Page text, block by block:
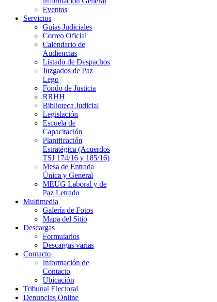
Eventos
Servicios
Guías Judiciales
Correo Oficial
Calendario de
Audiencias
Listado de Despachos
Juzgados de Paz
Lego
Fondo de Justicia
RRHH
Biblioteca Judicial
Legislación
Escuela de
Capacitación
Planificación
Estratégica (Acuerdos
TSJ 174/16 y 185/16)
Mesa de Entrada
Única y General
MEUG Laboral y de
Paz Letrado
Multimedia
Galería de Fotos
Mapa del Sitio
Descargas
Formularios
Descargas varias
Contacto
Información de
Contacto
Ubicación
Tribunal Electoral
Denuncias Online